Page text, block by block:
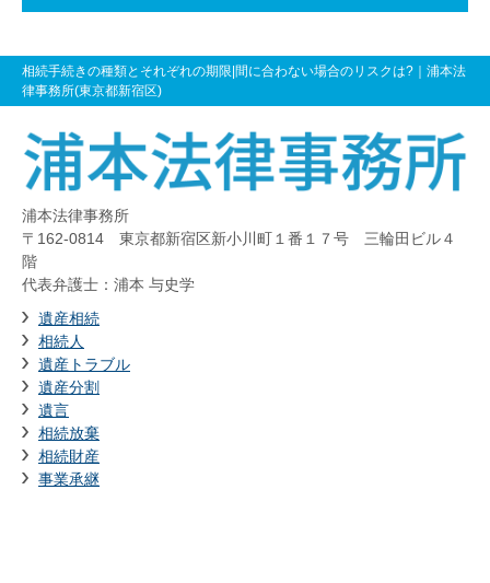
相続手続きの種類とそれぞれの期限|間に合わない場合のリスクは? ｜浦本法
律事務所(東京都新宿区)
浦本法律事務所
〒162-0814 東京都新宿区新小川町１番１７号 三輪田ビル４
階
代表弁護士：浦本 与史学
遺産相続
相続人
遺産トラブル
遺産分割
遺言
相続放棄
相続財産
事業承継